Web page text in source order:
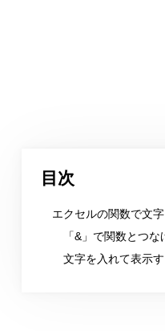
目次
エクセルの関数で文
「&」で関数とつ
文字を入れて表示す